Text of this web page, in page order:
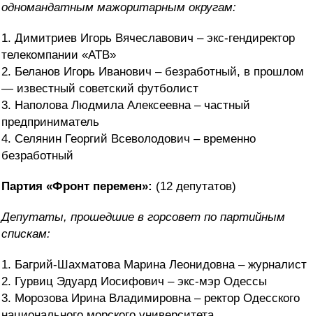
одномандатным мажоритарным округам:
1. Димитриев Игорь Вячеславович – экс-гендиректор
телекомпании «АТВ»
2. Беланов Игорь Иванович – безработный, в прошлом
— известный советский футболист
3. Наполова Людмила Алексеевна – частный
предприниматель
4. Селянин Георгий Всеволодович – временно
безработный
Партия «Фронт перемен»: (12 депутатов)
Депутаты, прошедшие в горсовет по партийным
спискам:
1. Багрий-Шахматова Марина Леонидовна – журналист
2. Гурвиц Эдуард Иосифович – экс-мэр Одессы
3. Морозова Ирина Владимировна – ректор Одесского